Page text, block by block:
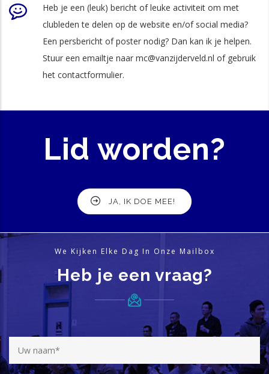
Heb je een (leuk) bericht of leuke activiteit om met
clubleden te delen op de website en/of social media?
Een persbericht of poster nodig? Dan kan ik je helpen.
Stuur een emailtje naar mc@vanzijderveld.nl of gebruik
het contactformulier.
Lid worden?
JA, IK DOE MEE!
We Kijken Elke Dag In Onze Mailbox
Heb je een vraag?